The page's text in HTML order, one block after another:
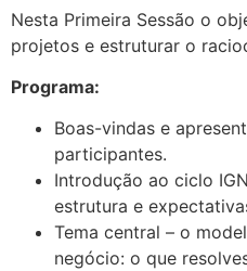
Nesta Primeira Sessão o
projetos e estruturar o
Programa:
Boas-vindas e
participantes.
Introdução ao ciclo
estrutura e
Tema central – o
negócio: o que